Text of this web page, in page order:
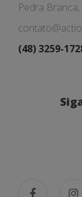
Pedra Branca,
(48) 3259-